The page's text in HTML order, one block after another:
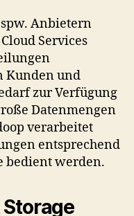
Anbietern
Services
Kunden und
zur Verfügung
Datenmengen
verarbeitet
entsprechend
bedient werden.